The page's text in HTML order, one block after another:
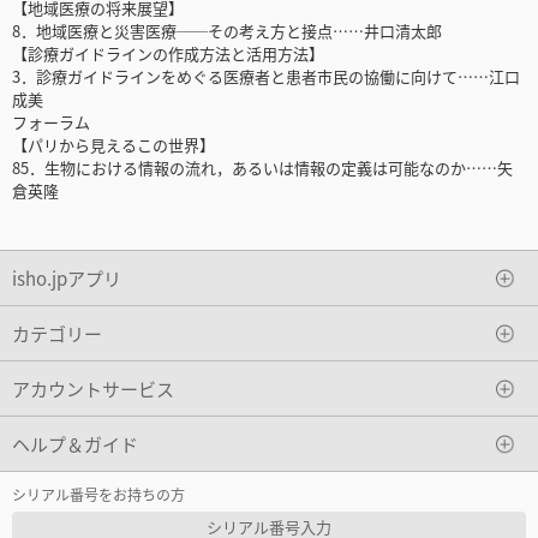
【地域医療の将来展望】
8．地域医療と災害医療──その考え方と接点……井口清太郎
【診療ガイドラインの作成方法と活用方法】
3．診療ガイドラインをめぐる医療者と患者市民の協働に向けて……江口
成美
フォーラム
【パリから見えるこの世界】
85．生物における情報の流れ，あるいは情報の定義は可能なのか……矢
倉英隆
isho.jpアプリ
カテゴリー
アカウントサービス
ヘルプ＆ガイド
シリアル番号をお持ちの方
シリアル番号入力